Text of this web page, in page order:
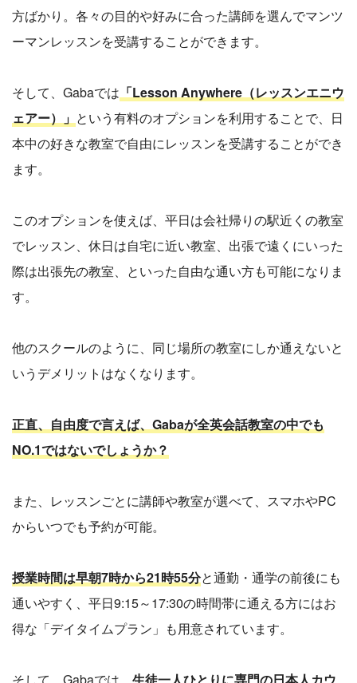
方ばかり。各々の目的や好みに合った講師を選んでマンツ
ーマンレッスンを受講することができます。
そして、Gabaでは 「Lesson Anywhere（レッスンエニウ
ェアー）」 という有料のオプションを利用することで、日
本中の好きな教室で自由にレッスンを受講することができ
ます。
このオプションを使えば、平日は会社帰りの駅近くの教室
でレッスン、休日は自宅に近い教室、出張で遠くにいった
際は出張先の教室、といった自由な通い方も可能になりま
す。
他のスクールのように、同じ場所の教室にしか通えないと
いうデメリットはなくなります。
正直、自由度で言えば、Gabaが全英会話教室の中でも
NO.1ではないでしょうか？
また、レッスンごとに講師や教室が選べて、スマホやPC
からいつでも予約が可能。
授業時間は早朝7時から21時55分と通勤・通学の前後にも
通いやすく、平日9:15～17:30の時間帯に通える方にはお
得な「デイタイムプラン」も用意されています。
そして、Gabaでは、 生徒一人ひとりに専門の日本人カウ